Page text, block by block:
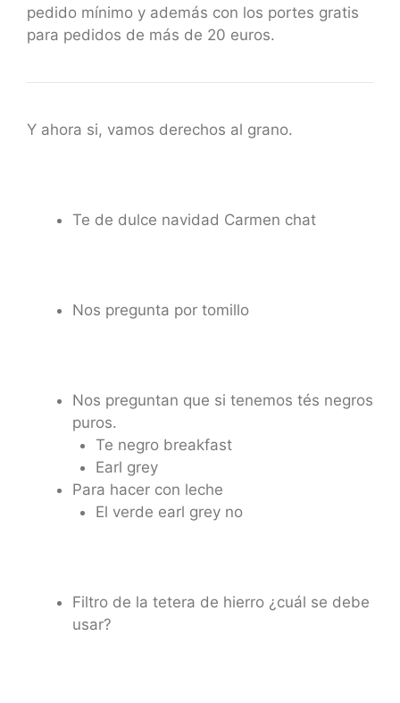
pedido mínimo y además con los portes gratis
para pedidos de más de 20 euros.
Y ahora si, vamos derechos al grano.
Te de dulce navidad Carmen chat
Nos pregunta por tomillo
Nos preguntan que si tenemos tés negros
puros.
Te negro breakfast
Earl grey
Para hacer con leche
El verde earl grey no
Filtro de la tetera de hierro ¿cuál se debe
usar?